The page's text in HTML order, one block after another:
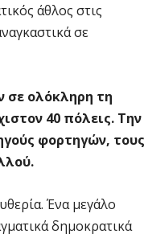
άθλος στις
σε
σε ολόκληρη τη
40 πόλεις. Την
φορτηγών, τους
Ένα μεγάλο
δημοκρατικά